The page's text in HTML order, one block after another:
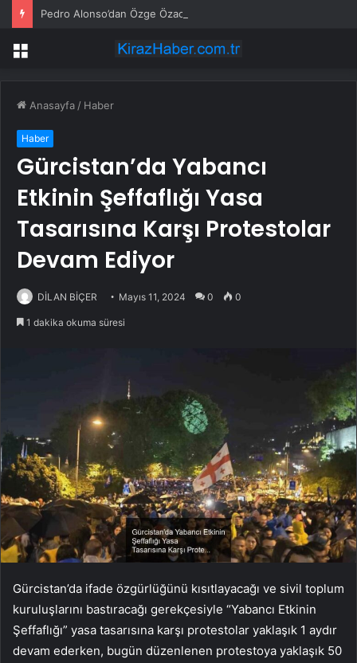
Pedro Alonso’dan Özge Özacar’a anlamlı hediye
Menü
Anasayfa / Haber
Haber
Gürcistan’da Yabancı
Etkinin Şeffaflığı Yasa
Tasarısına Karşı Protestolar
Devam Ediyor
DİLAN BİÇER Mayıs 11, 2024 0 0
1 dakika okuma süresi
Gürcistan’da ifade özgürlüğünü kısıtlayacağı ve sivil toplum
kuruluşlarını bastıracağı gerekçesiyle “Yabancı Etkinin
Şeffaflığı” yasa tasarısına karşı protestolar yaklaşık 1 aydır
devam ederken, bugün düzenlenen protestoya yaklaşık 50